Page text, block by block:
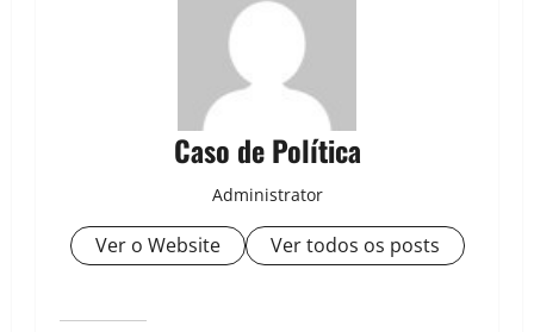
Caso de Política
Administrator
Ver o Website Ver todos os posts